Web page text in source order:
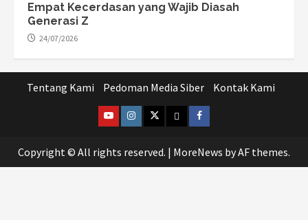
Empat Kecerdasan yang Wajib Diasah
Generasi Z
24/07/2026
Tentang Kami Pedoman Media Siber Kontak Kami
@lpm_limas
Instagram
TwitterWhatsApp
Facebook
Copyright © All rights reserved. | MoreNews by AF themes.